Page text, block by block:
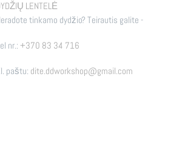
LENTELĖ
tinkamo dydžio? Teirautis galite -
nr.: +370 83 34 716
paštu: dite.ddworkshop@gmail.com